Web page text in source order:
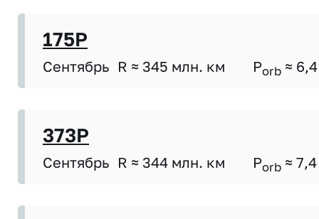
175P
Сентябрь R ≈ 345 млн. км Porb ≈ 6,4
373P
Сентябрь R ≈ 344 млн. км Porb ≈ 7,4